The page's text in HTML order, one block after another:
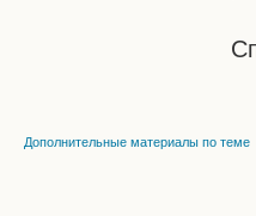
Дополнительные материалы по теме